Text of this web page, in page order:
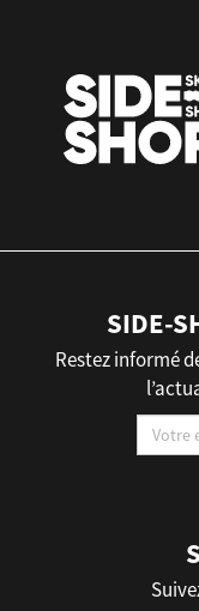
SIDE-
Restez informé